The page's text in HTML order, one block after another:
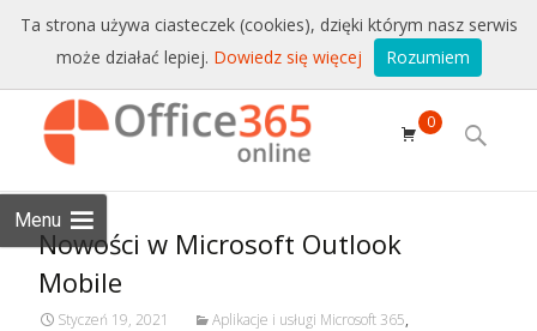
Sprzedaż i wsparcie:+48 228771525
Email:sklep@conet.pl
Menu
Skip to
content
0
Search
Nowości w Microsoft Outlook
Mobile
Styczeń 19, 2021 Aplikacje i usługi Microsoft 365,
Ta strona używa ciasteczek (cookies), dzięki którym nasz serwis
może działać lepiej. Dowiedz się więcej Rozumiem